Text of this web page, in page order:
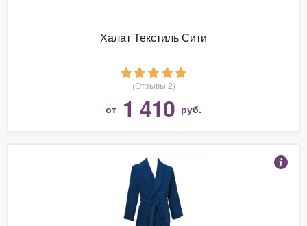
Халат Текстиль Сити
(Отзывы 2)
от 1 410 руб.